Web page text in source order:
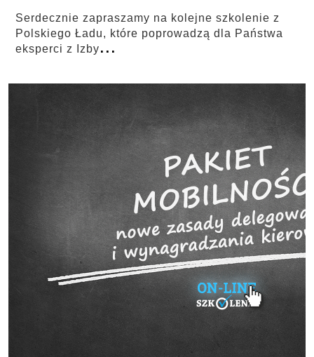
Serdecznie zapraszamy na kolejne szkolenie z
Polskiego Ładu, które poprowadzą dla Państwa
eksperci z Izby...